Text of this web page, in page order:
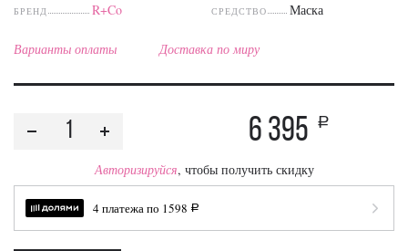
БРЕНД R+Co СРЕДСТВО Маска
Варианты оплаты Доставка по миру
6 395 a
Авторизируйся, чтобы получить скидку
4 платежа по 1598 a